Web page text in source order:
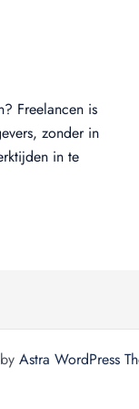
Freelancen is
zonder in
in te
Astra WordPress